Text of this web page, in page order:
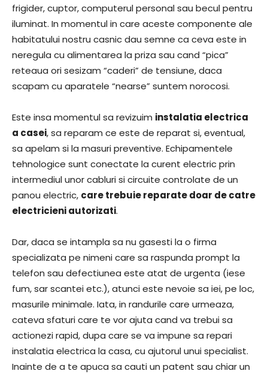
frigider, cuptor, computerul personal sau becul pentru
iluminat. In momentul in care aceste componente ale
habitatului nostru casnic dau semne ca ceva este in
neregula cu alimentarea la priza sau cand “pica”
reteaua ori sesizam “caderi” de tensiune, daca
scapam cu aparatele “nearse” suntem norocosi.
Este insa momentul sa revizuim instalatia electrica
a casei, sa reparam ce este de reparat si, eventual,
sa apelam si la masuri preventive. Echipamentele
tehnologice sunt conectate la curent electric prin
intermediul unor cabluri si circuite controlate de un
panou electric, care trebuie reparate doar de catre
electricieni autorizati.
Dar, daca se intampla sa nu gasesti la o firma
specializata pe nimeni care sa raspunda prompt la
telefon sau defectiunea este atat de urgenta (iese
fum, sar scantei etc.), atunci este nevoie sa iei, pe loc,
masurile minimale. Iata, in randurile care urmeaza,
cateva sfaturi care te vor ajuta cand va trebui sa
actionezi rapid, dupa care se va impune sa repari
instalatia electrica la casa, cu ajutorul unui specialist.
Inainte de a te apuca sa cauti un patent sau chiar un